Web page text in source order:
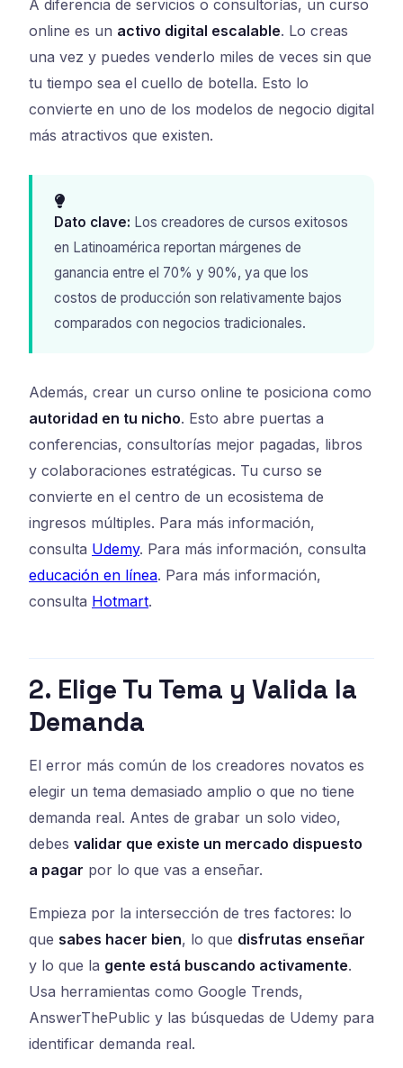
A diferencia de servicios o consultorías, un curso
online es un activo digital escalable. Lo creas
una vez y puedes venderlo miles de veces sin que
tu tiempo sea el cuello de botella. Esto lo
convierte en uno de los modelos de negocio digital
más atractivos que existen.
Dato clave: Los creadores de cursos exitosos
en Latinoamérica reportan márgenes de
ganancia entre el 70% y 90%, ya que los
costos de producción son relativamente bajos
comparados con negocios tradicionales.
Además, crear un curso online te posiciona como
autoridad en tu nicho. Esto abre puertas a
conferencias, consultorías mejor pagadas, libros
y colaboraciones estratégicas. Tu curso se
convierte en el centro de un ecosistema de
ingresos múltiples. Para más información,
consulta Udemy. Para más información, consulta
educación en línea. Para más información,
consulta Hotmart.
2. Elige Tu Tema y Valida la
Demanda
El error más común de los creadores novatos es
elegir un tema demasiado amplio o que no tiene
demanda real. Antes de grabar un solo video,
debes validar que existe un mercado dispuesto
a pagar por lo que vas a enseñar.
Empieza por la intersección de tres factores: lo
que sabes hacer bien, lo que disfrutas enseñar
y lo que la gente está buscando activamente.
Usa herramientas como Google Trends,
AnswerThePublic y las búsquedas de Udemy para
identificar demanda real.